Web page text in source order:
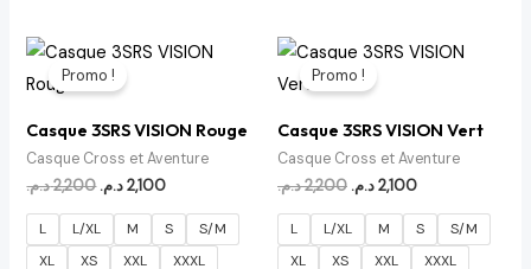
5
Promo !
Casque 3SRS VISION Rouge
Casque Cross et Aventure
2,200د.م.
Le
prix
initial
2,200 د.م..
2,100 د.م.
Le
2,100 د.م..
L L/XL M S
S/M
XL
XS XXL XXXL
Promo !
Casque 3SRS VISION Vert
Casque Cross et Aventure
2,200د.م.
Le
prix
initial
2,200 د.م..
2,100د.م.
Le
2,100 د.م..
L L/XL M S
S/M
XL
XS XXL XXXL